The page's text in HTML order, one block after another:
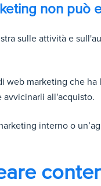
non può
sulle attività e
marketing che ha
avvicinarli all'acquisto.
interno o